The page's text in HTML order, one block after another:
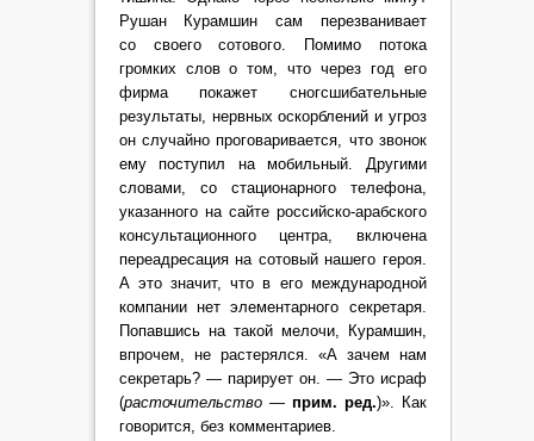
Рушан Курамшин сам перезванивает
со своего сотового. Помимо потока
громких слов о том, что через год его
фирма покажет сногсшибательные
результаты, нервных оскорблений и угроз
он случайно проговаривается, что звонок
ему поступил на мобильный. Другими
словами, со стационарного телефона,
указанного на сайте российско-арабского
консультационного центра, включена
переадресация на сотовый нашего героя.
А это значит, что в его международной
компании нет элементарного секретаря.
Попавшись на такой мелочи, Курамшин,
впрочем, не растерялся. «А зачем нам
секретарь? — парирует он. — Это исраф
(расточительство— прим. ред.)». Как
говорится, без комментариев.